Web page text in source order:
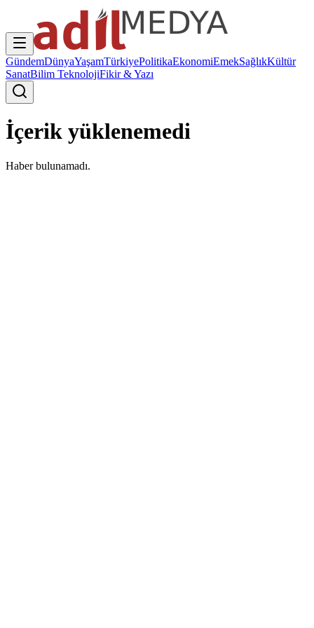
GündemDünyaYaşamTürkiyePolitikaEkonomiEmekSağlıkKültür
SanatBilim TeknolojiFikir & Yazı
İçerik yüklenemedi
Haber bulunamadı.